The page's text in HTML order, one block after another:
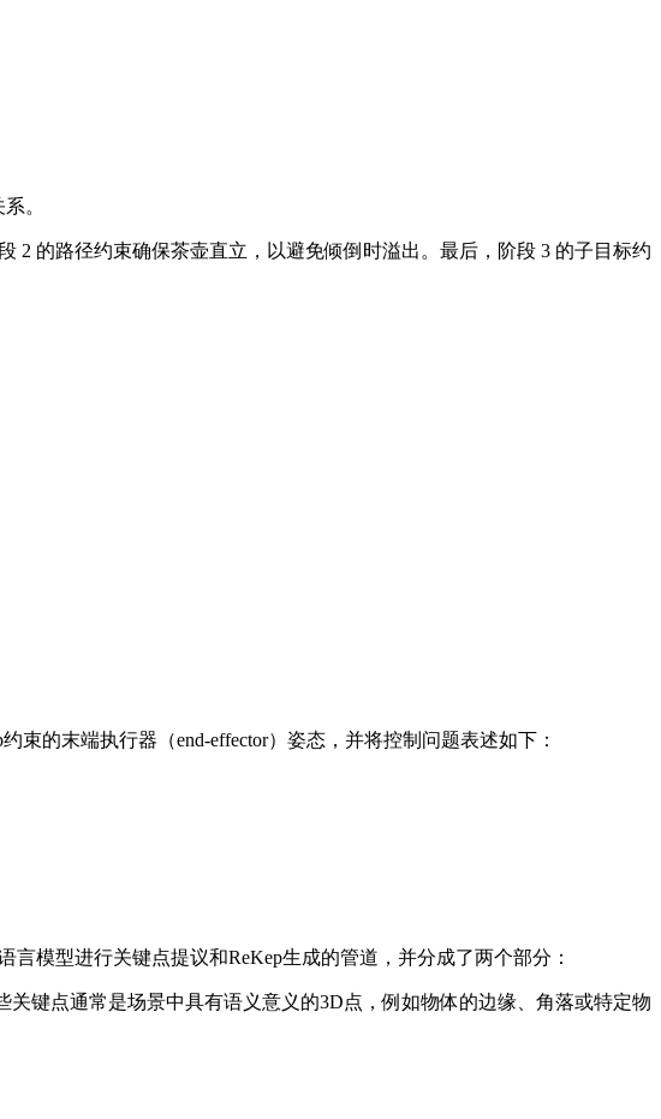
。
的路径约束确保茶壶直立，以避免倾倒时溢出。最后，阶段 3 的子目标约
的末端执行器（end-effector）姿态，并将控制问题表述如下：
模型进行关键点提议和ReKep生成的管道，并分成了两个部分：
点通常是场景中具有语义意义的3D点，例如物体的边缘、角落或特定物